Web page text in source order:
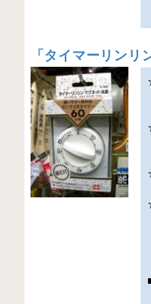
「 タイマーリン